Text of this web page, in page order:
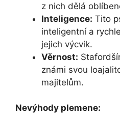
z nich dělá
Inteligence: Tito
inteligentní a
jejich výcvik.
Věrnost:
známi svou
majitelům.
Nevýhody plemene: